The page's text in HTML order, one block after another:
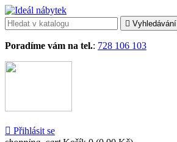
 Vyhledávání
Poradíme vám na tel.: 728 106 103
 Přihlásit se